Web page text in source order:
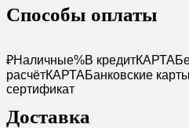
Способы оплаты
₽Наличные%В кредитКАРТА
расчётКАРТАБанковские карты
сертификат
Доставка